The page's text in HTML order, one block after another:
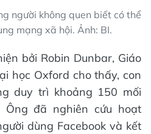
người không quen biết có thể
mạng xã hội. Ảnh: BI.
bởi Robin Dunbar, Giáo
học Oxford cho thấy, con
duy trì khoảng 150 mối
đã nghiên cứu hoạt
dùng Facebook và kết